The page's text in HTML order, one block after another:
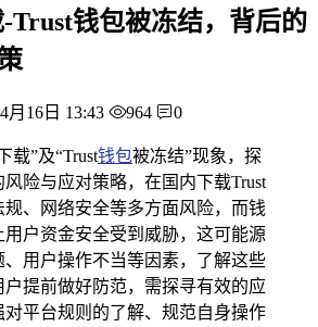
Trust钱包被冻结，背后的
月16日 13:43 964 0
载”及“Trust钱包被冻结”现象，探
险与应对策略，在国内下载Trust
、网络安全等多方面风险，而钱
户资金安全受到威胁，这可能源
用户操作不当等因素，了解这些
户提前做好防范，需探寻有效的应
对平台规则的了解、规范自身操作